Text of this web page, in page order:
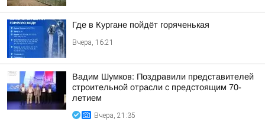
Где в Кургане пойдёт горяченькая
Вчера, 16:21
Вадим Шумков: Поздравили представителей
строительной отрасли с предстоящим 70-
летием
Вчера, 21:35